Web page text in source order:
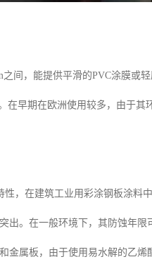
间，能提供平滑的PVC涂膜或
在早期在欧洲使用较多，由于其
，在建筑工业用彩涂钢板涂料
出。在一般环境下，其防蚀年
金属板，由于使用易水解的乙烯